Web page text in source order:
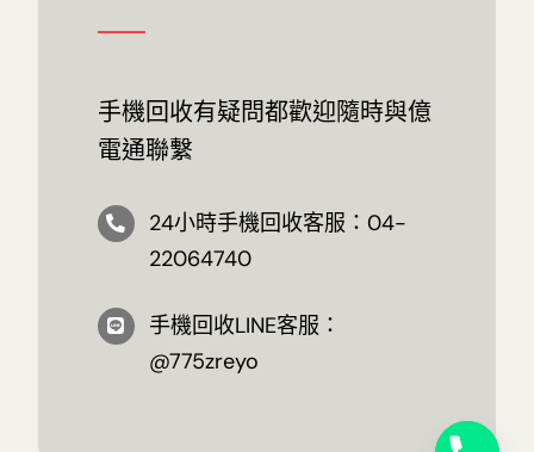
手機回收有疑問都歡迎隨時與億
電通聯繫
24小時手機回收客服：04-
22064740
手機回收LINE客服：
@775zreyo